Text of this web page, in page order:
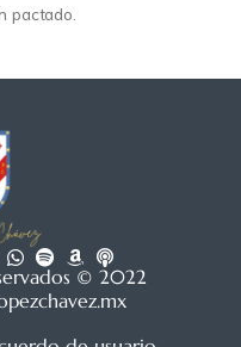
pactado.
© 2022